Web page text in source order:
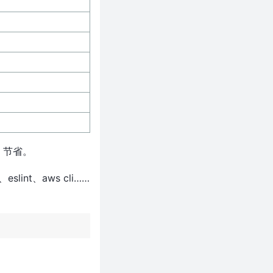
省。
eslint、aws cli……